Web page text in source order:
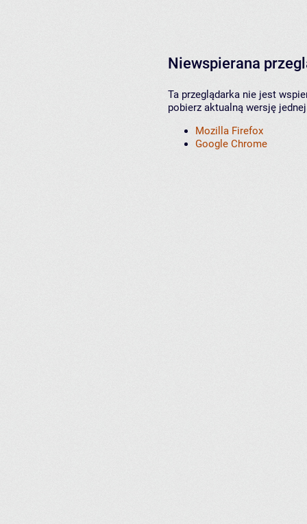
Niewspierana
Ta przeglądarka nie jest
pobierz aktualną wersję
Mozilla Firefox
Google Chrome